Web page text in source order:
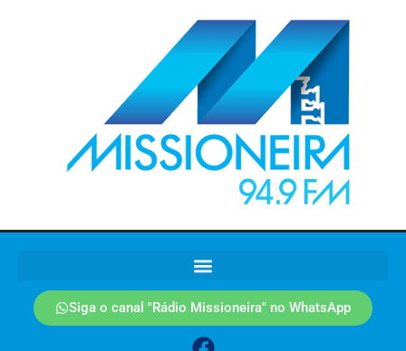
Siga o canal "Rádio Missioneira" no WhatsApp